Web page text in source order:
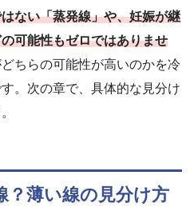
ない「蒸発線」や、妊娠が継
可能性もゼロではありませ
ちらの可能性が高いのかを冷
。次の章で、具体的な見分け
？薄い線の見分け方